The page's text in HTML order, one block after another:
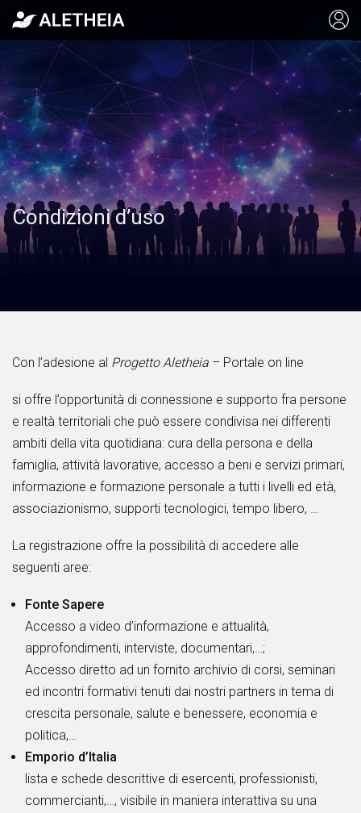
Condizioni d’uso
Con l’adesione al Progetto Aletheia – Portale on line
si offre l’opportunità di connessione e supporto fra persone
e realtà territoriali che può essere condivisa nei differenti
ambiti della vita quotidiana: cura della persona e della
famiglia, attività lavorative, accesso a beni e servizi primari,
informazione e formazione personale a tutti i livelli ed età,
associazionismo, supporti tecnologici, tempo libero, …
La registrazione offre la possibilità di accedere alle
seguenti aree:
Fonte Sapere
Accesso a video d’informazione e attualità,
approfondimenti, interviste, documentari,…;
Accesso diretto ad un fornito archivio di corsi, seminari
ed incontri formativi tenuti dai nostri partners in tema di
crescita personale, salute e benessere, economia e
politica,…
Emporio d’Italia
lista e schede descrittive di esercenti, professionisti,
commercianti,…, visibile in maniera interattiva su una